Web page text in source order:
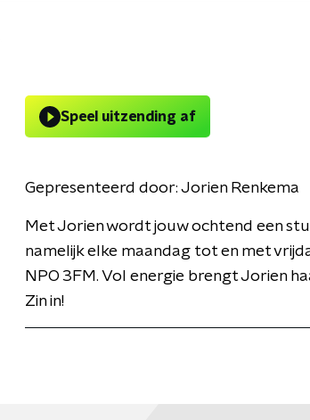
Speel uitzending af
Gepresenteerd door: Jorien Renkema
Met Jorien wordt jouw ochtend een
namelijk elke maandag tot en met
NPO 3FM. Vol energie brengt Jorien
Zin in!